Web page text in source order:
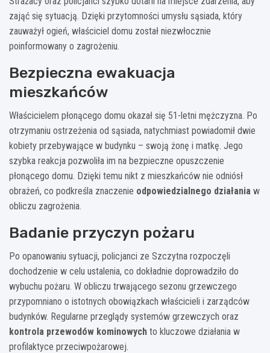
zająć się sytuacją. Dzięki przytomności umysłu sąsiada, który
zauważył ogień, właściciel domu został niezwłocznie
poinformowany o zagrożeniu.
Bezpieczna ewakuacja
mieszkańców
Właścicielem płonącego domu okazał się 51-letni mężczyzna. Po
otrzymaniu ostrzeżenia od sąsiada, natychmiast powiadomił dwie
kobiety przebywające w budynku – swoją żonę i matkę. Jego
szybka reakcja pozwoliła im na bezpieczne opuszczenie
płonącego domu. Dzięki temu nikt z mieszkańców nie odniósł
obrażeń, co podkreśla znaczenie odpowiedzialnego działania w
obliczu zagrożenia.
Badanie przyczyn pożaru
Po opanowaniu sytuacji, policjanci ze Szczytna rozpoczęli
dochodzenie w celu ustalenia, co dokładnie doprowadziło do
wybuchu pożaru. W obliczu trwającego sezonu grzewczego
przypomniano o istotnych obowiązkach właścicieli i zarządców
budynków. Regularne przeglądy systemów grzewczych oraz
kontrola przewodów kominowych to kluczowe działania w
profilaktyce przeciwpożarowej.